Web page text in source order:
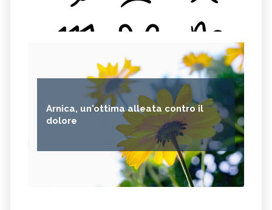
Arnica, un'ottima alleata contro il
dolore